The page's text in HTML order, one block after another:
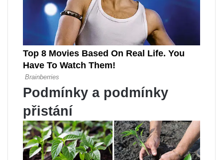
Podmínky a podmínky
přistání